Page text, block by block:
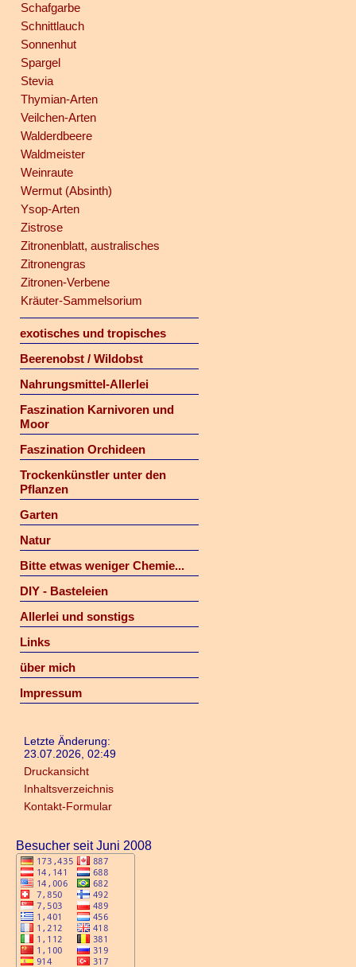
Schafgarbe
Schnittlauch
Sonnenhut
Spargel
Stevia
Thymian-Arten
Veilchen-Arten
Walderdbeere
Waldmeister
Weinraute
Wermut (Absinth)
Ysop-Arten
Zistrose
Zitronenblatt, australisches
Zitronengras
Zitronen-Verbene
Kräuter-Sammelsorium
exotisches und tropisches
Beerenobst / Wildobst
Nahrungsmittel-Allerlei
Faszination Karnivoren und
Moor
Faszination Orchideen
Trockenkünstler unter den
Pflanzen
Garten
Natur
Bitte etwas weniger Chemie...
DIY - Basteleien
Allerlei und sonstigs
Links
über mich
Impressum
Letzte Änderung:
23.07.2026, 02:49
Druckansicht
Inhaltsverzeichnis
Kontakt-Formular
Besucher seit Juni 2008